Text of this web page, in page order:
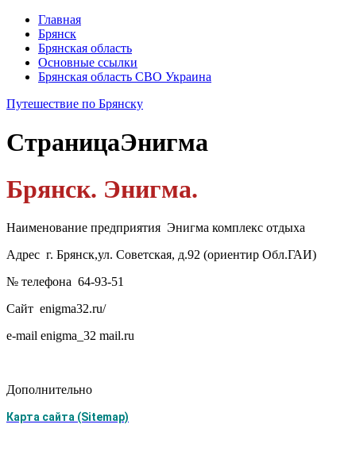
Главная
Брянск
Брянская область
Основные ссылки
Брянская область СВО Украина
Путешествие по Брянску
СтраницаЭнигма
Брянск. Энигма.
Наименование предприятия Энигма комплекс отдыха
Адрес г. Брянск,ул. Советская, д.92 (ориентир Обл.ГАИ)
№ телефона 64-93-51
Сайт enigma32.ru/
e-mail enigma_32 mail.ru
Дополнительно
Карта сайта (Sitemap)